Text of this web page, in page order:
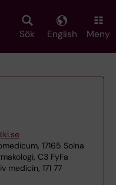
Sök English Meny
17165 Solna
C3 FyFa
medicin, 171 77